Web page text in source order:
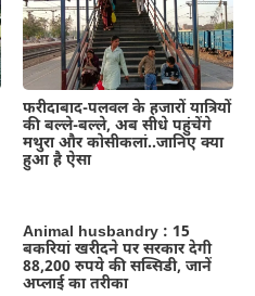
फरीदाबाद-पलवल के हजारों यात्रियों
की बल्ले-बल्ले, अब सीधे पहुंचेंगे
मथुरा और कोसीकलां..जानिए क्या
हुआ है ऐसा
Animal husbandry : 15
बकरियां खरीदने पर सरकार देगी
88,200 रुपये की सब्सिडी, जानें
अप्लाई का तरीका